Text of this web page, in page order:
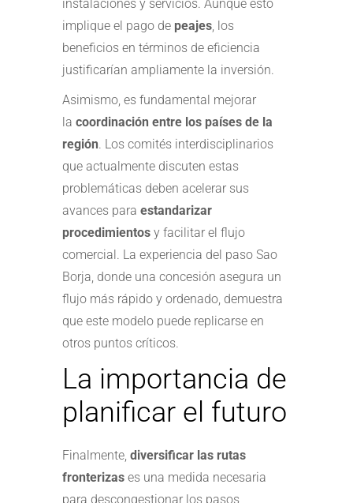
instalaciones y servicios. Aunque esto
implique el pago de peajes , los
beneficios en términos de eficiencia
justificarían ampliamente la inversión.
Asimismo, es fundamental mejorar
la coordinación entre los países de la
región. Los comités interdisciplinarios
que actualmente discuten estas
problemáticas deben acelerar sus
avances para estandarizar
procedimientos y facilitar el flujo
comercial. La experiencia del paso Sao
Borja, donde una concesión asegura un
flujo más rápido y ordenado, demuestra
que este modelo puede replicarse en
otros puntos críticos.
La importancia de
planificar el futuro
Finalmente, diversificar las rutas
fronterizas es una medida necesaria
para descongestionar los pasos